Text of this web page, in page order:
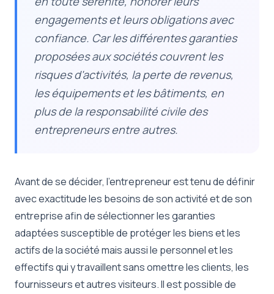
engagements et leurs obligations avec
confiance. Car les différentes garanties
proposées aux sociétés couvrent les
risques d'activités, la perte de revenus,
les équipements et les bâtiments, en
plus de la responsabilité civile des
entrepreneurs entre autres.
Avant de se décider, l'entrepreneur est tenu de définir
avec exactitude les besoins de son activité et de son
entreprise afin de sélectionner les garanties
adaptées susceptible de protéger les biens et les
actifs de la société mais aussi le personnel et les
effectifs qui y travaillent sans omettre les clients, les
fournisseurs et autres visiteurs. Il est possible de